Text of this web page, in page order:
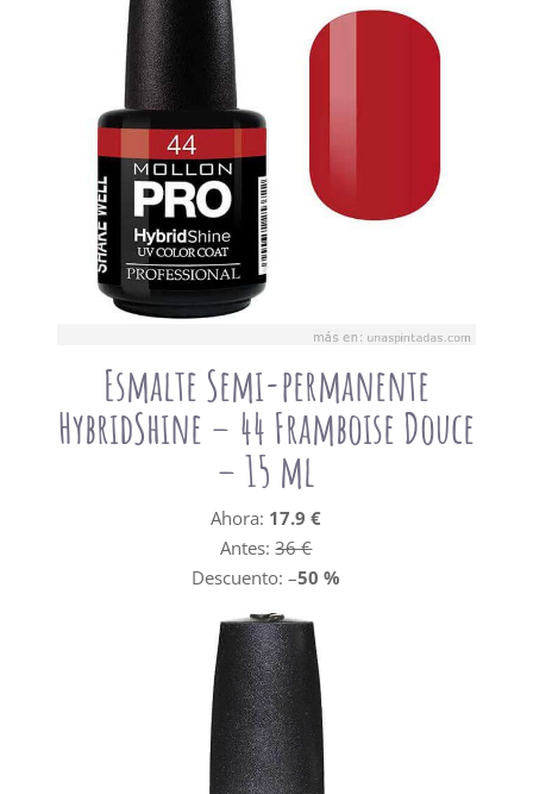
Esmalte Semi-permanente
HybridShine – 44 Framboise Douce
– 15 ml
Ahora: 17.9 €
Antes:36 €
Descuento: –50 %